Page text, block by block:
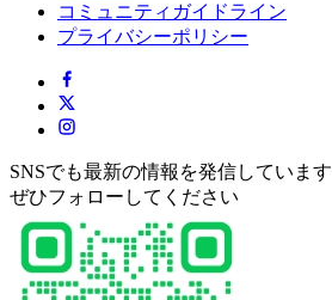
コミュニティガイドライン
プライバシーポリシー
SNSでも最新の情報を発信しています
ぜひフォローしてください